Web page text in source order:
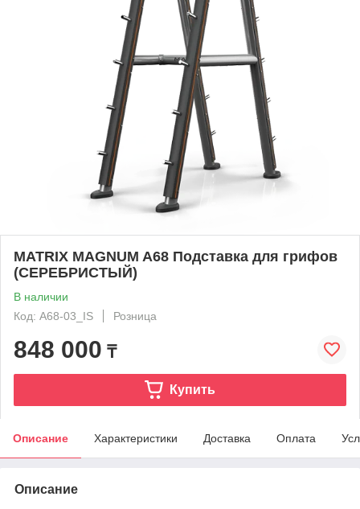
MATRIX MAGNUM A68 Подставка для грифов
(СЕРЕБРИСТЫЙ)
В наличии
Код: A68-03_IS
Розница
848 000 ₸
Купить
Описание Характеристики Доставка Оплата
Описание